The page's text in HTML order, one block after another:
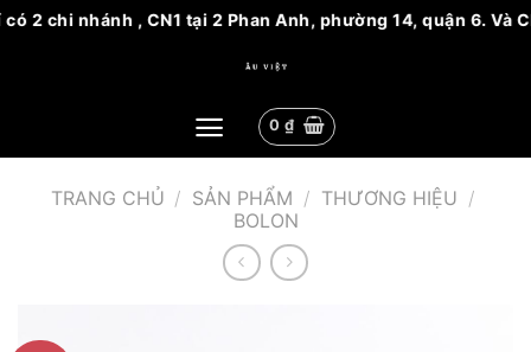
chi nhánh , CN1 tại 2 Phan Anh, phường 14, quận 6. Và
0 ₫
TRANG CHỦ / SẢN PHẨM / THƯƠNG HIỆU /
BOLON